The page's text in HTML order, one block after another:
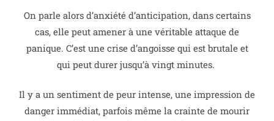
On parle alors d’anxiété d’anticipation, dans certains
cas, elle peut amener à une véritable attaque de
panique. C’est une crise d’angoisse qui est brutale et
qui peut durer jusqu’à vingt minutes.
Il y a un sentiment de peur intense, une impression de
danger immédiat, parfois même la crainte de mourir